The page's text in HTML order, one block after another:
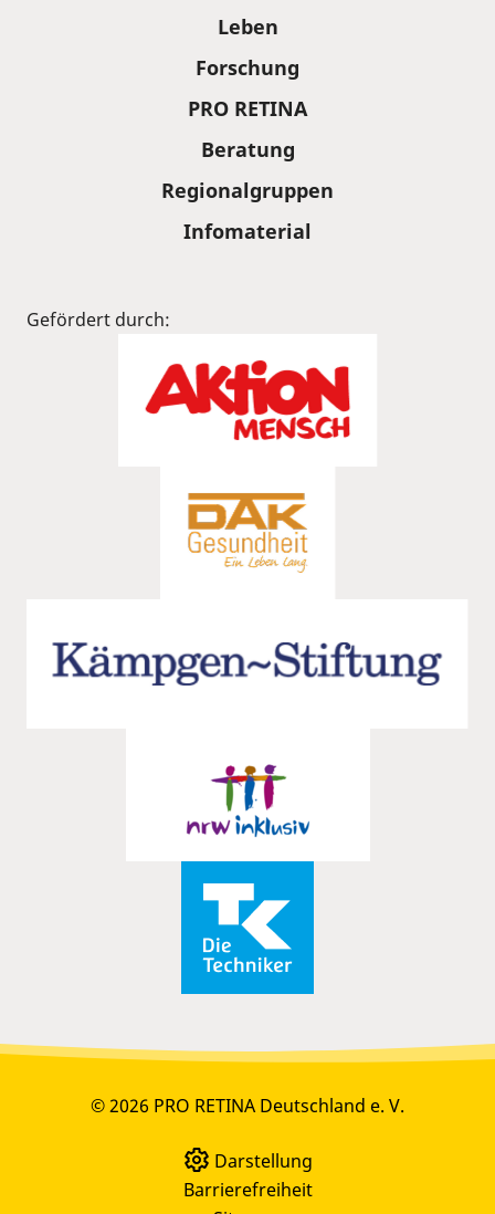
Leben
Forschung
PRO RETINA
Beratung
Regionalgruppen
Infomaterial
Gefördert durch:
© 2026 PRO RETINA Deutschland e. V.
Darstellung
Barrierefreiheit